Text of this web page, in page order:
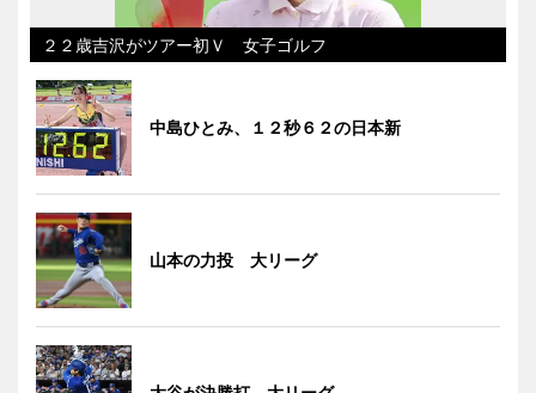
２２歳吉沢がツアー初Ｖ 女子ゴルフ
中島ひとみ、１２秒６２の日本新
山本の力投 大リーグ